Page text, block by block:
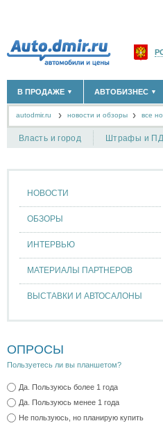
В ПРОДАЖЕ ▼
НОВЫЕ АВТОМОБИЛИ(30122)
АВТОМОБИЛИ С ПРОБЕГОМ
АВТОБИЗНЕС ▼
ОФИЦИАЛЬНЫЕ
ТАКСИ(278)
+ ДОБАВИТЬ
autodmir.ru новости и обзоры все
Власть и город Штрафы и
НОВОСТИ
ОБЗОРЫ
ИНТЕРВЬЮ
МАТЕРИАЛЫ ПАРТНЕРОВ
ВЫСТАВКИ И АВТОСАЛОНЫ
ОПРОСЫ
Пользуетесь ли вы планшетом?
Да. Пользуюсь более 1 года
Да. Пользуюсь менее 1 года
Не пользуюсь, но планирую купить